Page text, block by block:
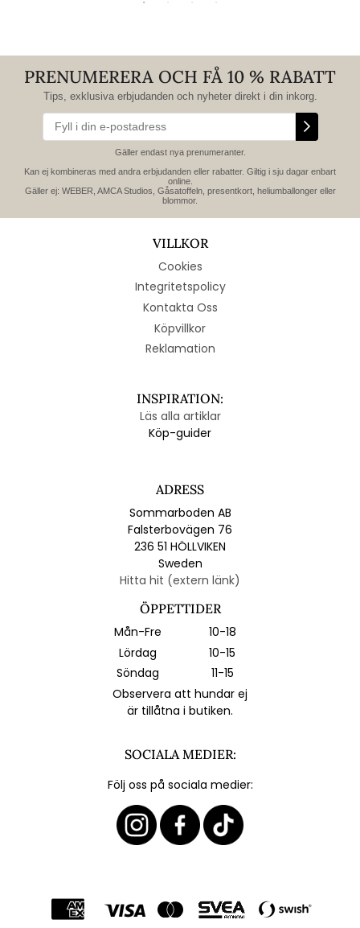
PRENUMERERA OCH FÅ 10 % RABATT
Tips, exklusiva erbjudanden och nyheter direkt i din inkorg.
Gäller endast nya prenumeranter.
Kan ej kombineras med andra erbjudanden eller rabatter. Giltig i sju dagar enbart
online.
Gäller ej: WEBER, AMCA Studios, Gåsatoffeln, presentkort, heliumballonger eller
blommor.
VILLKOR
Cookies
Integritetspolicy
Kontakta Oss
Köpvillkor
Reklamation
INSPIRATION:
Läs alla artiklar
Köp-guider
ADRESS
Sommarboden AB
Falsterbovägen 76
236 51 HÖLLVIKEN
Sweden
Hitta hit (extern länk)
ÖPPETTIDER
Mån-Fre
10-18
Lördag
10-15
Söndag
11-15
Observera att hundar ej
är tillåtna i butiken.
SOCIALA MEDIER:
Följ oss på sociala medier: